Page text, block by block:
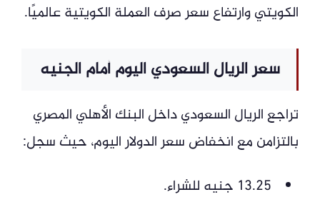
الكويتي وارتفاع سعر صرف العملة الكويتية عالميًا.
سعر الريال السعودي اليوم أمام الجنيه
تراجع الريال السعودي داخل البنك الأهلي المصري
بالتزامن مع انخفاض سعر الدولار اليوم، حيث سجل:
13.25 جنيه للشراء.